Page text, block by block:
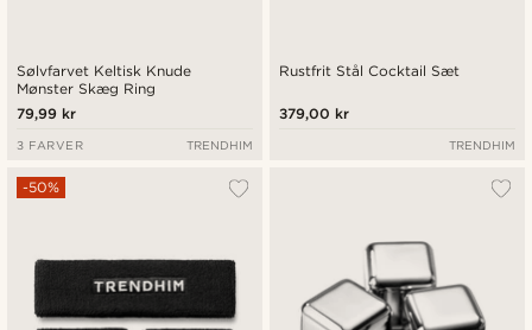
Sølvfarvet Keltisk Knude
Mønster Skæg Ring
79,99 kr
3 FARVER TRENDHIM
Rustfrit Stål Cocktail Sæt
379,00 kr
TRENDHIM
-50%